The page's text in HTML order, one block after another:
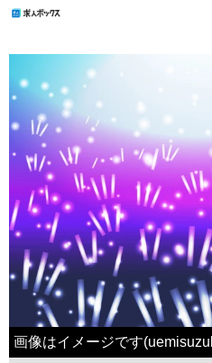
画像はイメージです